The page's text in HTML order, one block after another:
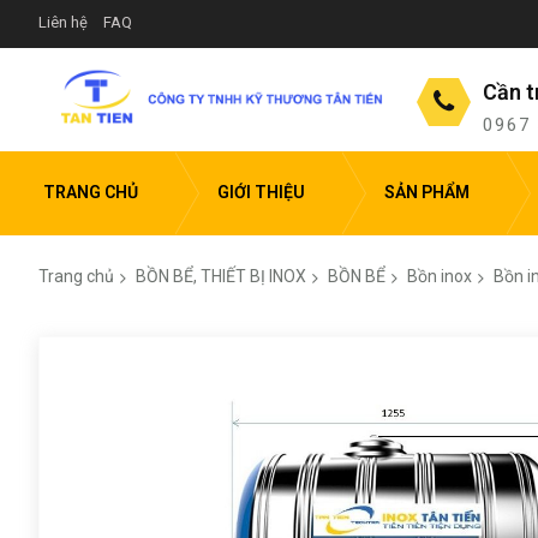
Liên hệ FAQ
Cần
0967
TRANG CHỦ GIỚI THIỆU SẢN PHẨM
Trang chủ BỒN BỂ, THIẾT BỊ INOX BỒN BỂ Bồn inox Bồn